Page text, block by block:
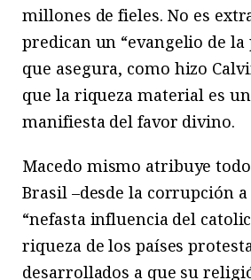
millones de fieles. No es
predican un “evangelio de la
que asegura, como hizo
que la riqueza material es
manifiesta del favor divino.
Macedo mismo atribuye
Brasil –desde la corrupción a
“nefasta influencia del
riqueza de los países
desarrollados a que su